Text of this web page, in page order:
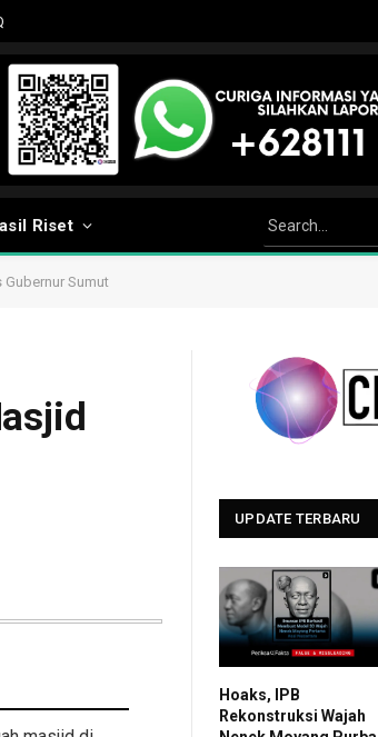
Riset
Gubernur Sumut
UPDATE TERBARU
Hoaks, IPB
Rekonstruksi Wajah